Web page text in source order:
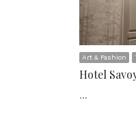
Art & Fashion
Hotel
…